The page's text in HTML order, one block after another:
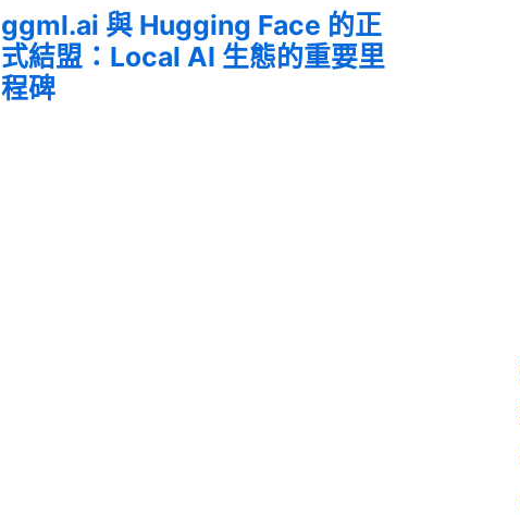
ggml.ai 與 Hugging Face 的正
式結盟：Local AI 生態的重要里
程碑